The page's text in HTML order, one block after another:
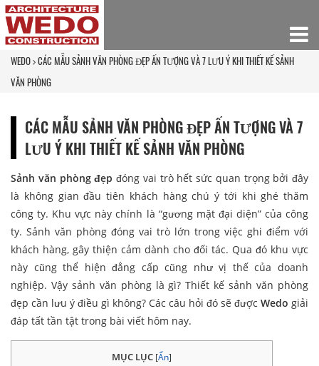
WEDO CÁC MẪU SẢNH VĂN PHÒNG ĐẸP ẤN TƯỢNG VÀ 7 LƯU Ý KHI THIẾT KẾ SẢNH
VĂN PHÒNG
CÁC MẪU SẢNH VĂN PHÒNG ĐẸP ẤN TƯỢNG VÀ 7
LƯU Ý KHI THIẾT KẾ SẢNH VĂN PHÒNG
Sảnh văn phòng đẹp đóng vai trò hết sức quan trọng bởi đây
là không gian đầu tiên khách hàng chú ý tới khi ghé thăm
công ty. Khu vực này chính là “gương mặt đại diện” của công
ty. Sảnh văn phòng đóng vai trò lớn trong việc ghi điểm với
khách hàng, gây thiện cảm dành cho đối tác. Qua đó khu vực
này cũng thể hiện đẳng cấp cũng như vị thế của doanh
nghiệp. Vậy sảnh văn phòng là gì? Thiết kế sảnh văn phòng
đẹp cần lưu ý điều gì không? Các câu hỏi đó sẽ được Wedo giải
đáp tất tần tật trong bài viết hôm nay.
MỤC LỤC [Ẩn]